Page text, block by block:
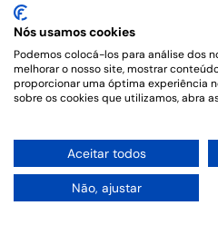
Este site não é um produto Meta
tampouco oferece serviços
o Código de Ética e Disciplina da
Berthe Pinto Soc. de Adv, OAB/
Privacidade e Termos de uso
Nós usamos cookies
Podemos colocá-los para análise dos
melhorar o nosso site, mostrar
proporcionar uma óptima experiência
sobre os cookies que utilizamos, abra
Aceitar todos
Não, ajustar